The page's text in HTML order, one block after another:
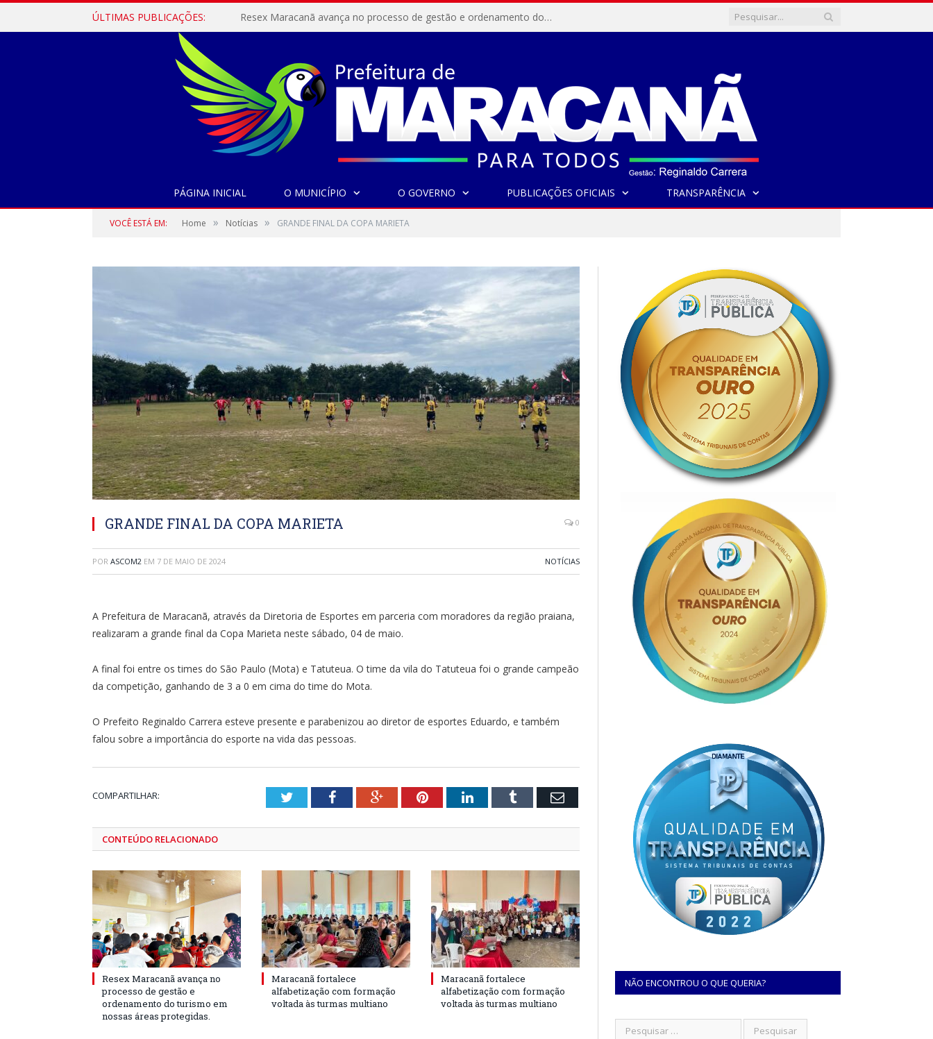
ÚLTIMAS PUBLICAÇÕES: Resex Maracanã avança no processo de gestão e ordenamento do turismo em nossas áreas protegidas.
PÁGINA INICIAL O MUNICÍPIO O GOVERNO PUBLICAÇÕES OFICIAIS TRANSPARÊNCIA
VOCÊ ESTÁ EM: Home » Notícias » GRANDE FINAL DA COPA MARIETA
GRANDE FINAL DA COPA MARIETA 0
POR ASCOM2 EM 7 DE MAIO DE 2024 NOTÍCIAS
A Prefeitura de Maracanã, através da Diretoria de Esportes em parceria com moradores da região praiana,
realizaram a grande final da Copa Marieta neste sábado, 04 de maio.
A final foi entre os times do São Paulo (Mota) e Tatuteua. O time da vila do Tatuteua foi o grande campeão
da competição, ganhando de 3 a 0 em cima do time do Mota.
O Prefeito Reginaldo Carrera esteve presente e parabenizou ao diretor de esportes Eduardo, e também
falou sobre a importância do esporte na vida das pessoas.
COMPARTILHAR: TwitterFacebookGoogle+PinterestLinkedInTumblr Email
CONTEÚDO RELACIONADO
Resex Maracanã avança no
processo de gestão e
ordenamento do turismo em
nossas áreas protegidas.
Maracanã fortalece
alfabetização com formação
voltada às turmas multiano
Maracanã fortalece
alfabetização com formação
voltada às turmas multiano
NÃO ENCONTROU O QUE QUERIA?